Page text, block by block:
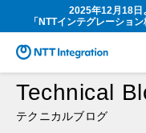
2025年12月18日
「NTTインテグレーショ
Technical
テクニカルブログ